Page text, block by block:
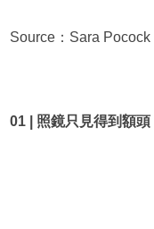
Source：Sara Pocock
01 | 照鏡只見得到額頭